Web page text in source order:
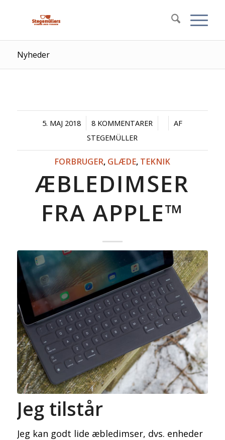
Nyheder
5. MAJ 2018
/ 8 KOMMENTARER
/ /
AF
STEGEMÜLLER
FORBRUGER, GLÆDE, TEKNIK
ÆBLEDIMSER
FRA APPLE™
Jeg tilstår
Jeg kan godt lide æbledimser, dvs. enheder